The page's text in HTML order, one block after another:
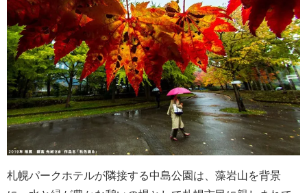
札幌パークホテルが隣接する中島公園は、藻岩山を背景